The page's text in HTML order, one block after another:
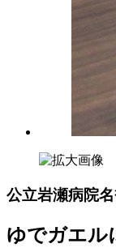
公立岩瀬病院
ゆでガエル